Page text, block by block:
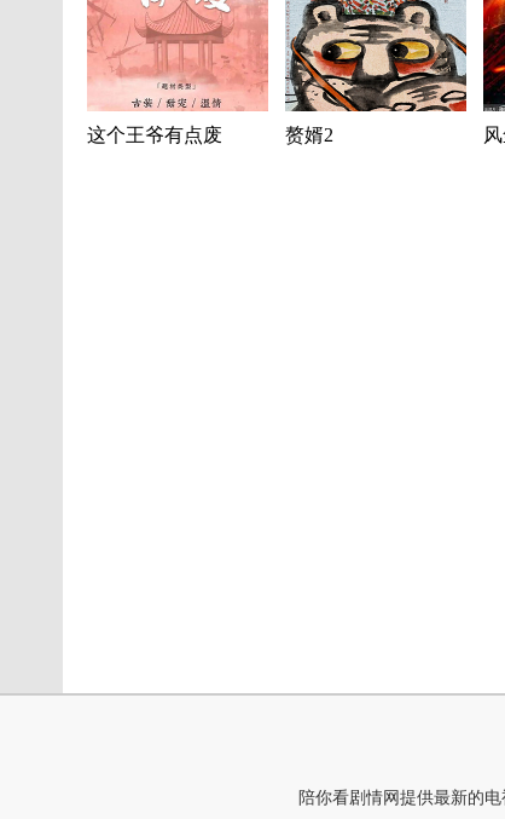
这个王爷有点废 赘婿2
陪你看剧情网提供最新的